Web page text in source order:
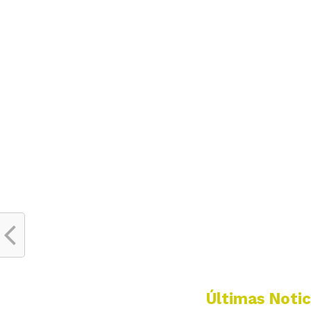
Últimas